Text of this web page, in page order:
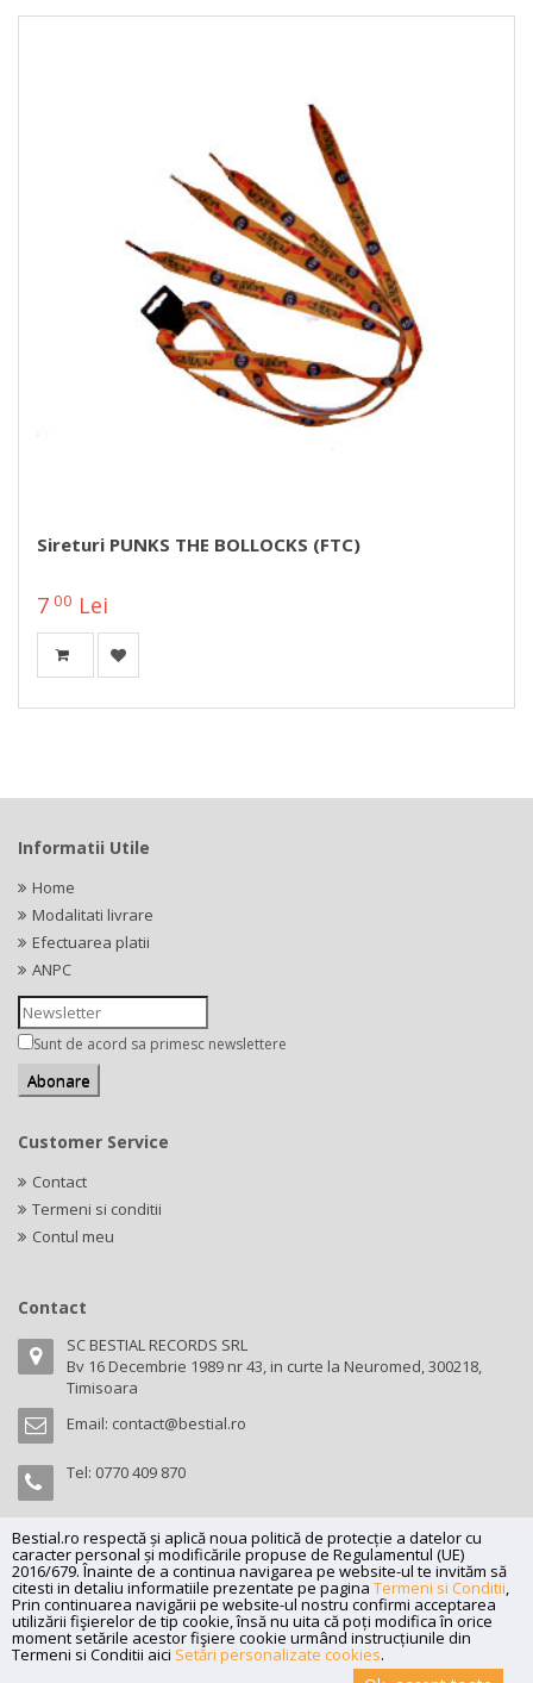
Sireturi PUNKS THE BOLLOCKS (FTC)
7 00 Lei
Bestial.ro respectă și aplică noua politică de protecție a datelor cu
caracter personal și modificările propuse de Regulamentul (UE)
2016/679. Înainte de a continua navigarea pe website-ul te invităm să
citesti in detaliu informatiile prezentate pe pagina Termeni si Conditii,
Prin continuarea navigării pe website-ul nostru confirmi acceptarea
utilizării fişierelor de tip cookie, însă nu uita că poți modifica în orice
moment setările acestor fişiere cookie urmând instrucțiunile din
Termeni si Conditii aici Setări personalizate cookies.
Informatii Utile
Home
Modalitati livrare
Efectuarea platii
ANPC
Sunt de acord sa primesc newslettere
Customer Service
Contact
Termeni si conditii
Contul meu
Contact
SC BESTIAL RECORDS SRL
Bv 16 Decembrie 1989 nr 43, in curte la Neuromed, 300218,
Timisoara
Email: contact@bestial.ro
Tel: 0770 409 870
Copyright (C) 2026bestial.ro -All rights reserved.
SC BESTIAL RECORDS SRL, Nr. R.C.: J35/345/2005, C.U.I.: RO17197870,
Adresa: Bv 16 Decembrie 1989 nr 43, in curte la Neuromed, 300218,
Timisoara
Net Interaction.